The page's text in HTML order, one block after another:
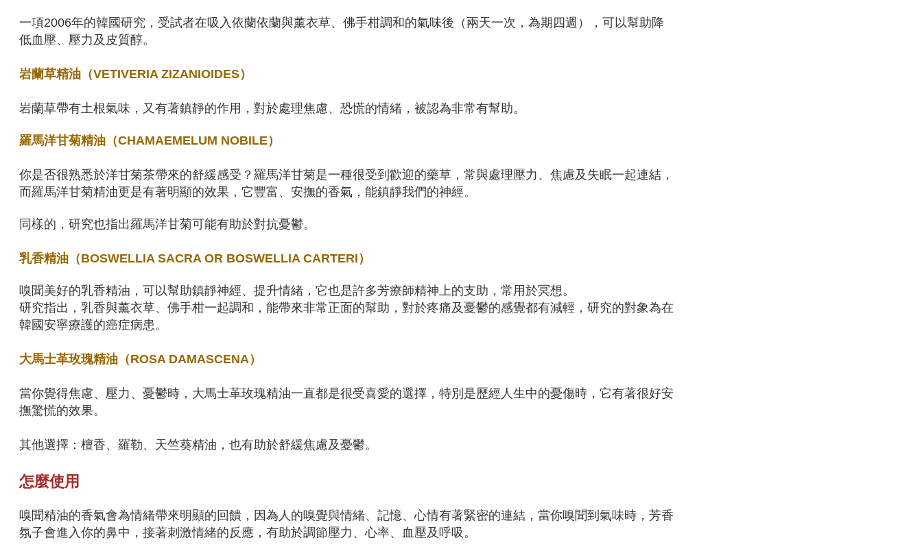
一項2006年的韓國研究，受試者在吸入依蘭依蘭與薰衣草、佛手柑調和的氣味後（兩天一次，為期四週），可以幫助降
低血壓、壓力及皮質醇。
岩蘭草精油（VETIVERIA ZIZANIOIDES）
岩蘭草帶有土根氣味，又有著鎮靜的作用，對於處理焦慮、恐慌的情緒，被認為非常有幫助。
羅馬洋甘菊精油（CHAMAEMELUM NOBILE）
你是否很熟悉於洋甘菊茶帶來的舒緩感受？羅馬洋甘菊是一種很受到歡迎的藥草，常與處理壓力、焦慮及失眠一起連結，
而羅馬洋甘菊精油更是有著明顯的效果，它豐富、安撫的香氣，能鎮靜我們的神經。
同樣的，研究也指出羅馬洋甘菊可能有助於對抗憂鬱。
乳香精油（BOSWELLIA SACRA OR BOSWELLIA CARTERI）
嗅聞美好的乳香精油，可以幫助鎮靜神經、提升情緒，它也是許多芳療師精神上的支助，常用於冥想。
研究指出，乳香與薰衣草、佛手柑一起調和，能帶來非常正面的幫助，對於疼痛及憂鬱的感覺都有減輕，研究的對象為在
韓國安寧療護的癌症病患。
大馬士革玫瑰精油（ROSA DAMASCENA）
當你覺得焦慮、壓力、憂鬱時，大馬士革玫瑰精油一直都是很受喜愛的選擇，特別是歷經人生中的憂傷時，它有著很好安
撫驚慌的效果。
其他選擇：檀香、羅勒、天竺葵精油，也有助於舒緩焦慮及憂鬱。
怎麼使用
嗅聞精油的香氣會為情緒帶來明顯的回饋，因為人的嗅覺與情緒、記憶、心情有著緊密的連結，當你嗅聞到氣味時，芳香
氛子會進入你的鼻中，接著刺激情緒的反應，有助於調節壓力、心率、血壓及呼吸。